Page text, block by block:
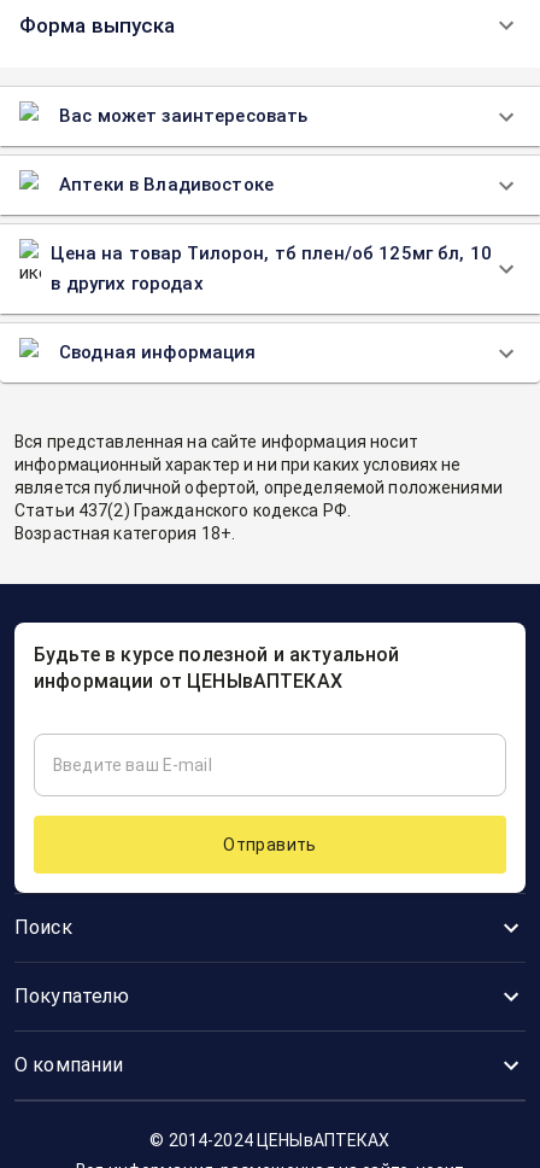
Форма выпуска
Вас может заинтересовать
Аптеки в Владивостоке
Цена на товар Тилорон, тб плен/об 125мг бл, 10
в других городах
Сводная информация
Вся представленная на сайте информация носит
информационный характер и ни при каких условиях не
является публичной офертой, определяемой положениями
Статьи 437(2) Гражданского кодекса РФ.
Возрастная категория 18+.
Поиск
Покупателю
О компании
Будьте в курсе полезной и актуальной
информации от ЦЕНЫвАПТЕКАХ
Отправить
© 2014-2024 ЦЕНЫвАПТЕКАХ